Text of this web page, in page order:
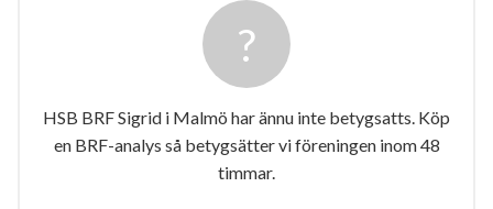
HSB BRF Sigrid i Malmö har ännu inte betygsatts. Köp
en BRF-analys så betygsätter vi föreningen inom 48
timmar.